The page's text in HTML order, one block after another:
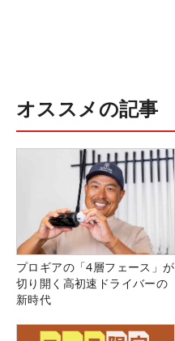
オススメの記事
プロギアの「4層フェース」が
切り開く高初速ドライバーの
新時代